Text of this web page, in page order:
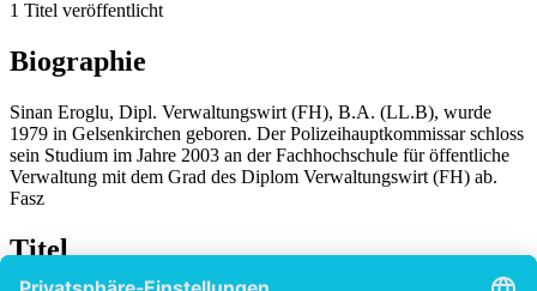
1 Titel veröffentlicht
Biographie
Sinan Eroglu, Dipl. Verwaltungswirt (FH), B.A. (LL.B), wurde
1979 in Gelsenkirchen geboren. Der Polizeihauptkommissar schloss
sein Studium im Jahre 2003 an der Fachhochschule für öffentliche
Verwaltung mit dem Grad des Diplom Verwaltungswirt (FH) ab.
Fasz
Titel